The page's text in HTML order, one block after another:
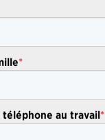
*
téléphone au travail*